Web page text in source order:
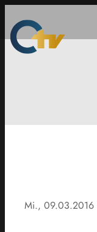
Mi., 09.03.2016